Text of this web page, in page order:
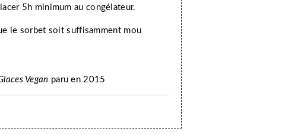
5h minimum au congélateur.
le sorbet soit suffisamment mou
Vegan paru en 2015